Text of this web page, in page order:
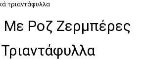
τριαντάφυλλα
Ροζ Ζερμπέρες